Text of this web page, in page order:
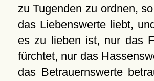
zu Tugenden zu ordnen,
das Liebenswerte liebt,
es zu lieben ist, nur das
fürchtet, nur das
das Betrauernswerte